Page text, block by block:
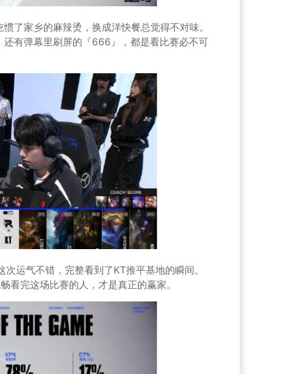
了家乡的麻辣烫，换成洋快餐总觉得不对味。
有弹幕里刷屏的『666』，都是看比赛必不可
运气不错，完整看到了KT推平基地的瞬间。
看完这场比赛的人，才是真正的赢家。